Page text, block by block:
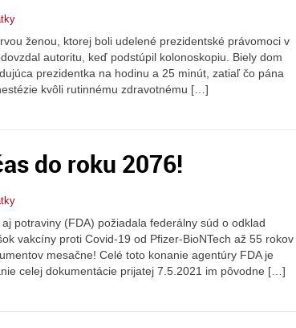
ženou, ktorej boli udelené prezidentské právomoci v
autoritu, keď podstúpil kolonoskopiu. Biely dom
prezidentka na hodinu a 25 minút, zatiaľ čo pána
kvôli rutinnému zdravotnému […]
do roku 2076!
potraviny (FDA) požiadala federálny súd o odklad
vakcíny proti Covid-19 od Pfizer-BioNTech až 55 rokov
mesačne! Celé toto konanie agentúry FDA je
celej dokumentácie prijatej 7.5.2021 im pôvodne […]